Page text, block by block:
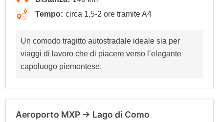
Tempo: circa 1,5-2 ore tramite A4
Un comodo tragitto autostradale ideale sia per
viaggi di lavoro che di piacere verso l’elegante
capoluogo piemontese.
Aeroporto MXP → Lago di Como